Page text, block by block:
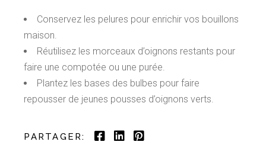
Conservez les pelures pour enrichir vos bouillons
maison.
Réutilisez les morceaux d’oignons restants pour
faire une compotée ou une purée.
Plantez les bases des bulbes pour faire
repousser de jeunes pousses d’oignons verts.
PARTAGER: